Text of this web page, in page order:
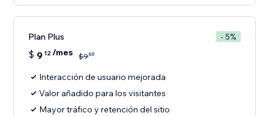
Plan Plus - 5%
$ 9 12/mes $960
Interacción de usuario mejorada
Valor añadido para los visitantes
Mayor tráfico y retención del sitio